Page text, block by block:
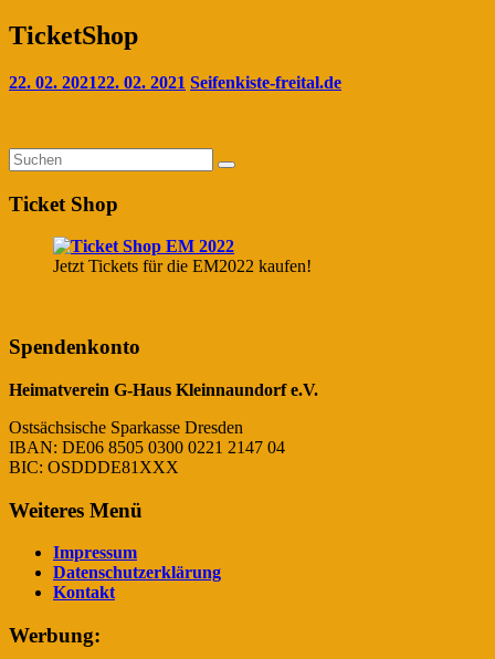
TicketShop
22. 02. 202122. 02. 2021 Seifenkiste-freital.de
Ticket Shop
Jetzt Tickets für die EM2022 kaufen!
Spendenkonto
Heimatverein G-Haus Kleinnaundorf e.V.
Ostsächsische Sparkasse Dresden
IBAN: DE06 8505 0300 0221 2147 04
BIC: OSDDDE81XXX
Weiteres Menü
Impressum
Datenschutzerklärung
Kontakt
Werbung: